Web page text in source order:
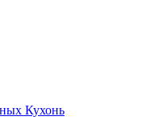
Кухонь